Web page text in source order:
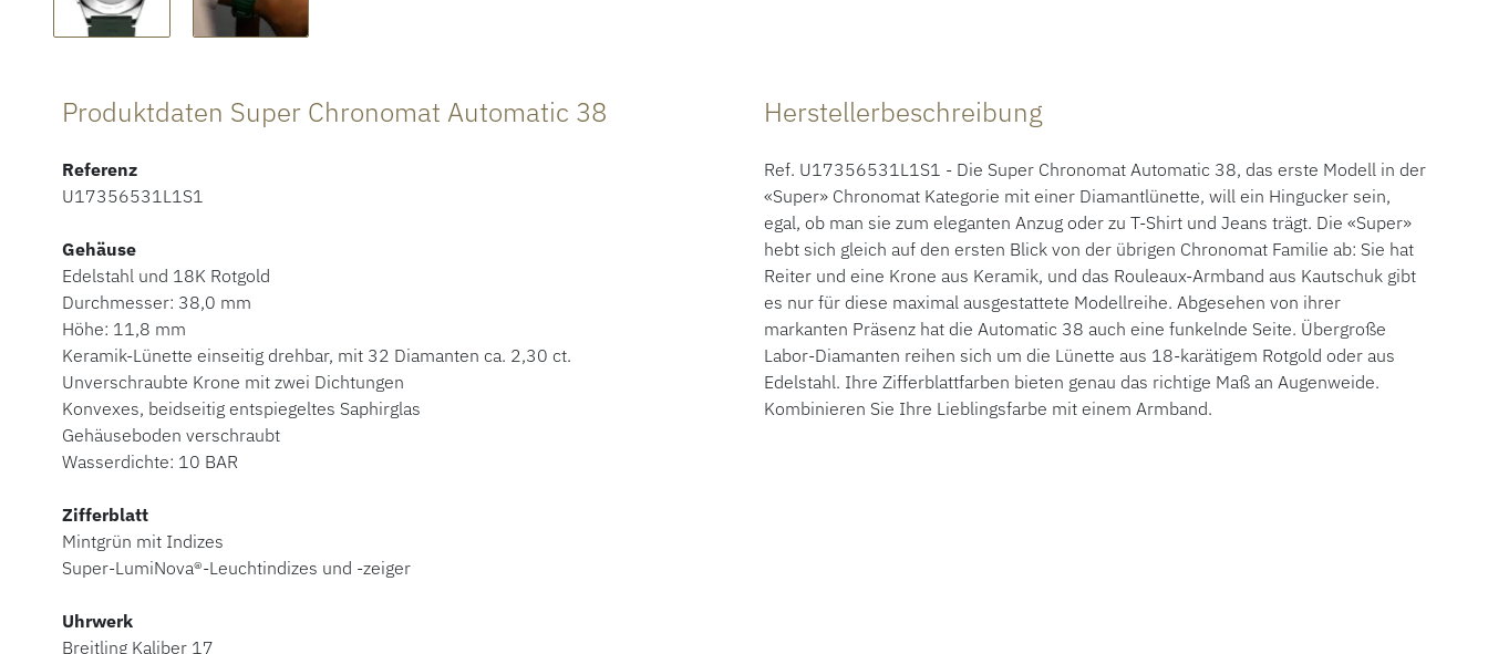
Produktdaten Super Chronomat Automatic 38
Referenz
U17356531L1S1
Gehäuse
Edelstahl und 18K Rotgold
Durchmesser: 38,0 mm
Höhe: 11,8 mm
Keramik-Lünette einseitig drehbar, mit 32 Diamanten ca. 2,30 ct.
Unverschraubte Krone mit zwei Dichtungen
Konvexes, beidseitig entspiegeltes Saphirglas
Gehäuseboden verschraubt
Wasserdichte: 10 BAR
Zifferblatt
Mintgrün mit Indizes
Super-LumiNova®-Leuchtindizes und -zeiger
Uhrwerk
Breitling Kaliber 17
Herstellerbeschreibung
Ref. U17356531L1S1 - Die Super Chronomat Automatic 38, das erste Modell in der
«Super» Chronomat Kategorie mit einer Diamantlünette, will ein Hingucker sein,
egal, ob man sie zum eleganten Anzug oder zu T-Shirt und Jeans trägt. Die «Super»
hebt sich gleich auf den ersten Blick von der übrigen Chronomat Familie ab: Sie hat
Reiter und eine Krone aus Keramik, und das Rouleaux-Armband aus Kautschuk gibt
es nur für diese maximal ausgestattete Modellreihe. Abgesehen von ihrer
markanten Präsenz hat die Automatic 38 auch eine funkelnde Seite. Übergroße
Labor-Diamanten reihen sich um die Lünette aus 18-karätigem Rotgold oder aus
Edelstahl. Ihre Zifferblattfarben bieten genau das richtige Maß an Augenweide.
Kombinieren Sie Ihre Lieblingsfarbe mit einem Armband.